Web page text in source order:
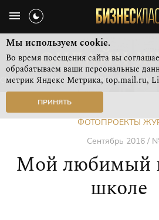
СВЕЖИЙ НОМЕР РУБРИКИ
Мы используем cookie.
Во время посещения сайта вы
обрабатываем ваши персональные
метрик Яндекс Метрика, top.mail.ru,
ПРИНЯТЬ
ФОТОПРОЕКТЫ
Сентябрь 2016 /
Мой любимый
школе